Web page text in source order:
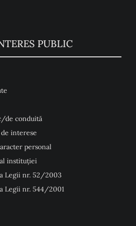
PUBLIC
de conduită
interese
personal
instituției
Legii nr. 52/2003
Legii nr. 544/2001